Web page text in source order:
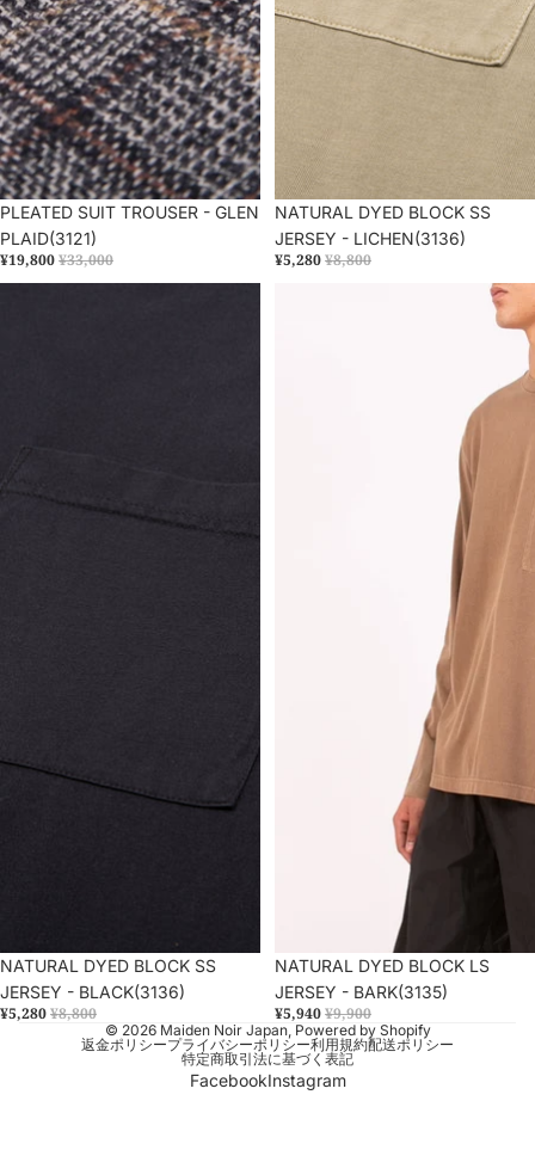
セール
PLEATED SUIT TROUSER - GLEN
PLAID(3121)
¥19,800¥33,000
セール
NATURAL DYED BLOCK SS
JERSEY - LICHEN(3136)
¥5,280¥8,800
セール
NATURAL DYED BLOCK SS
JERSEY - BLACK(3136)
¥5,280¥8,800
セール
NATURAL DYED BLOCK LS
JERSEY - BARK(3135)
¥5,940¥9,900
© 2026 Maiden Noir Japan, Powered by Shopify
返金ポリシープライバシーポリシー利用規約配送ポリシー
特定商取引法に基づく表記
FacebookInstagram